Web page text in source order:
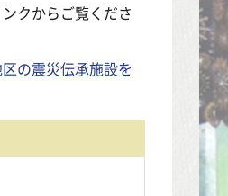
クからご覧くださ
の震災伝承施設を